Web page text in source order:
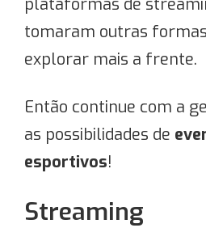
tomaram outras
explorar mais a frente.
Então continue com a
as possibilidades de
esportivos!
Streaming